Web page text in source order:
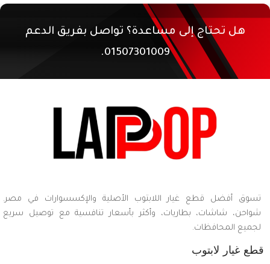
هل تحتاج إلى مساعدة؟ تواصل بفريق الدعم
01507301009.
تسوق أفضل قطع غيار اللابتوب الأصلية والإكسسوارات في مصر.
شواحن، شاشات، بطاريات، وأكثر بأسعار تنافسية مع توصيل سريع
لجميع المحافظات.
قطع غيار لابتوب